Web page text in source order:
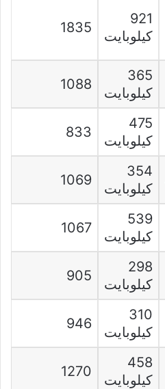
921
كيلوبايت
1835
365
كيلوبايت
1088
475
كيلوبايت
833
354
كيلوبايت
1069
539
كيلوبايت
1067
298
كيلوبايت
905
310
كيلوبايت
946
458
كيلوبايت
1270